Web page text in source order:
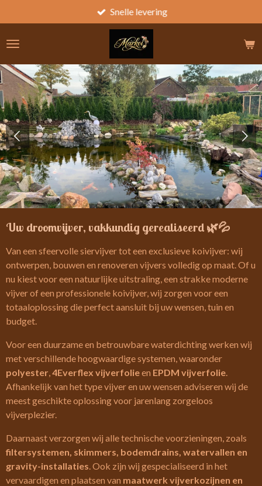
direct
naar
hoofdinhoud
Snelle levering
Uw droomvijver, vakkundig gerealiseerd 🌿💦
Van een sfeervolle siervijver tot een exclusieve koivijver: wij
ontwerpen, bouwen en renoveren vijvers volledig op maat. Of u
nu kiest voor een natuurlijke uitstraling, een strakke moderne
vijver of een professionele koivijver, wij zorgen voor een
totaaloplossing die perfect aansluit bij uw wensen, tuin en
budget.
Voor een duurzame en betrouwbare waterdichting werken wij
met verschillende hoogwaardige systemen, waaronder
polyester,4Everflex vijverfolieen EPDM vijverfolie.
Afhankelijk van het type vijver en uw wensen adviseren wij de
meest geschikte oplossing voor jarenlang zorgeloos
vijverplezier.
Daarnaast verzorgen wij alle technische voorzieningen, zoals
filtersystemen, skimmers, bodemdrains, watervallen en
gravity-installaties. Ook zijn wij gespecialiseerd in het
vervaardigen en plaatsen van maatwerk vijverkozijnen en